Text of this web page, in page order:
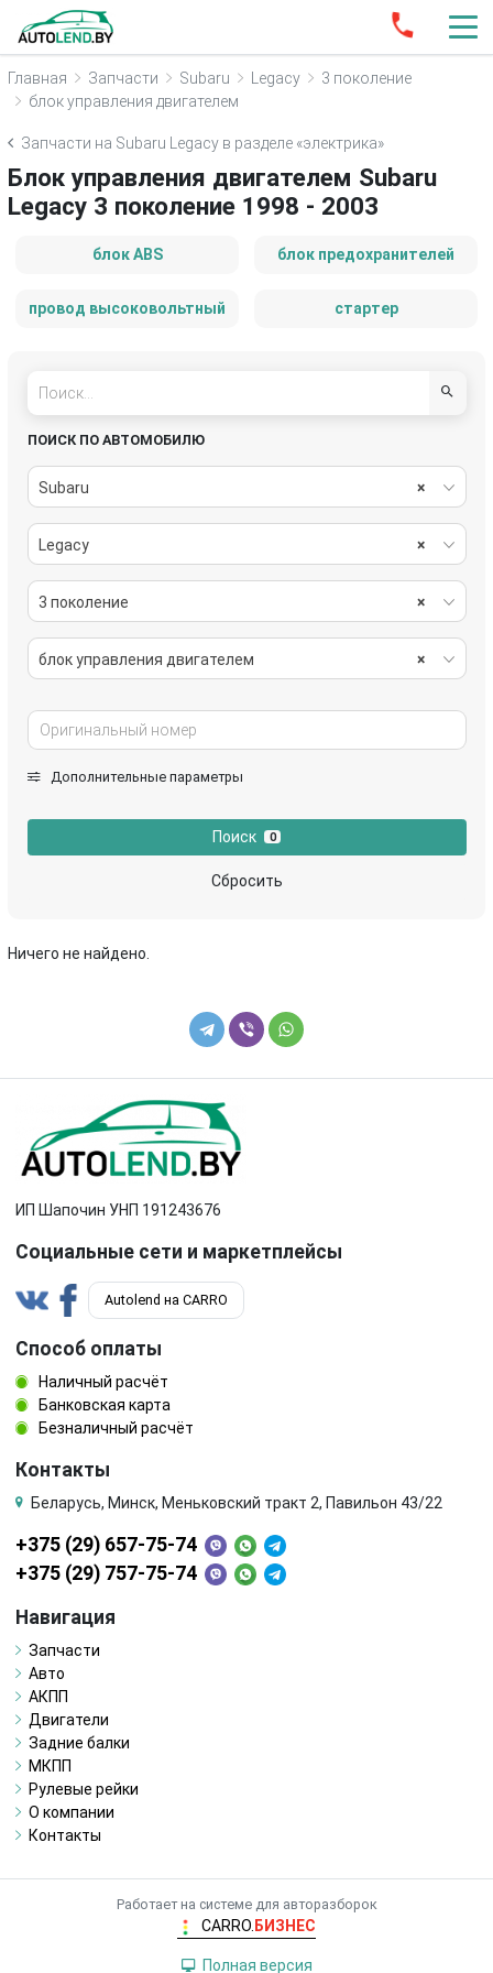
Главная Запчасти Subaru Legacy
3 поколение
блок управления двигателем
Запчасти на Subaru Legacy в разделе «электрика»
Блок управления двигателем Subaru
Legacy 3 поколение 1998 - 2003
блок ABS блок предохранителей
провод высоковольтный стартер
ПОИСК ПО АВТОМОБИЛЮ
×
Subaru
×
Legacy
×
3 поколение
×
блок управления двигателем
Дополнительные параметры
Поиск 0
Сбросить
Ничего не найдено.
ИП Шапочин УНП 191243676
Социальные сети и маркетплейсы
Autolend на CARRO
Способ оплаты
Наличный расчёт
Банковская карта
Безналичный расчёт
Контакты
Беларусь, Минск, Меньковский тракт 2, Павильон 43/22
+375 (29) 657-75-74
+375 (29) 757-75-74
Навигация
Запчасти
Авто
АКПП
Двигатели
Задние балки
МКПП
Рулевые рейки
О компании
Контакты
Работает на системе для авторазборок
CARRO. БИЗНЕС
Полная версия